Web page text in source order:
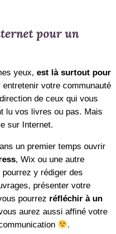
pour un
yeux, est là surtout pour
entretenir votre communauté
de ceux qui vous
lu vos livres ou pas. Mais
sur Internet.
un premier temps ouvrir
, Wix ou une autre
y rédiger des
présenter votre
pourrez réfléchir à un
aurez aussi affiné votre
.